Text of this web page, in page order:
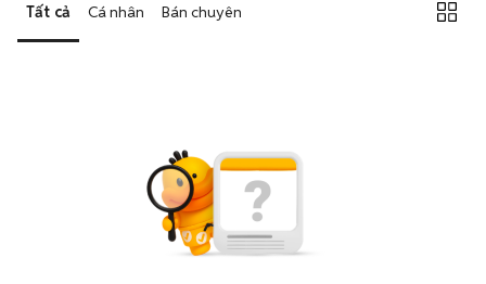
Tất cả Cá nhân Bán chuyên